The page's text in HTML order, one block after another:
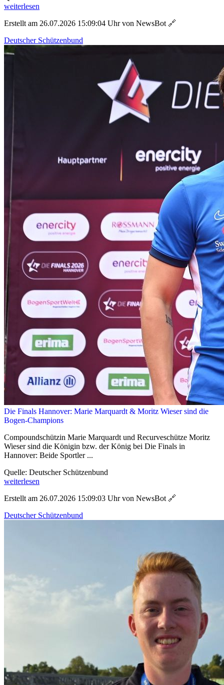
weiterlesen
Erstellt am 26.07.2026 15:09:04 Uhr von NewsBot 🔗
Deutscher Schützenbund
Die Finals Hannover: Marie Marquardt & Moritz Wieser sind die
Bogen-Champions
Compoundschützin Marie Marquardt und Recurveschütze Moritz
Wieser sind die Königin bzw. der König bei Die Finals in
Hannover: Beide Sportler ...
Quelle: Deutscher Schützenbund
weiterlesen
Erstellt am 26.07.2026 15:09:03 Uhr von NewsBot 🔗
Deutscher Schützenbund